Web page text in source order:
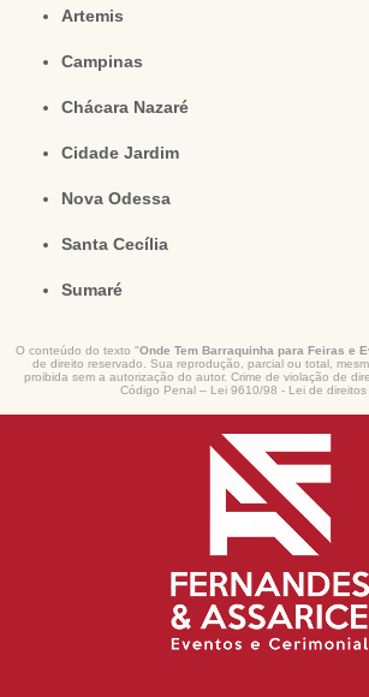
Artemis
Campinas
Chácara Nazaré
Cidade Jardim
Nova Odessa
Santa Cecília
Sumaré
O conteúdo do texto "Onde Tem Barraquinha para Feiras e
de direito reservado. Sua reprodução, parcial ou total,
proibida sem a autorização do autor. Crime de violação de
Código Penal – Lei 9610/98 - Lei de